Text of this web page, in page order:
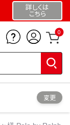
詳しくは
こちら
0
変更